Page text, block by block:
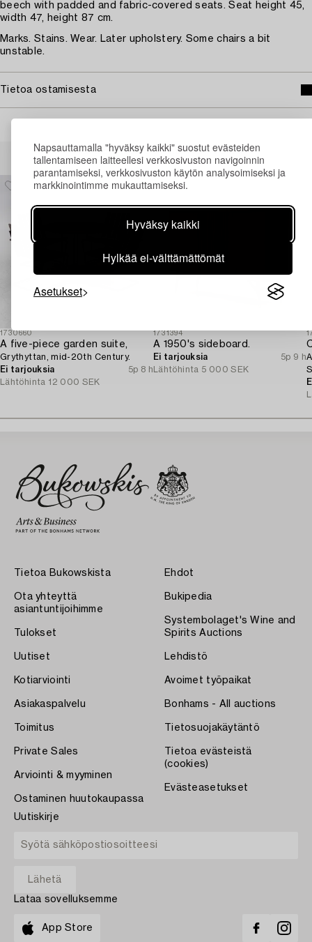
Napsauttamalla "hyväksy kaikki" suostut evästeiden
tallentamiseen laitteellesi verkkosivuston navigoinnin
parantamiseksi, verkkosivuston käytön analysoimiseksi ja
markkinointimme mukauttamiseksi.
Hyväksy kaikki
Hylkää ei-välttämättömät
Asetukset
beech with padded and fabric-covered seats. Seat height 45,
width 47, height 87 cm.
Marks. Stains. Wear. Later upholstery. Some chairs a bit
unstable.
Tietoa ostamisesta
Muiden katsomia kohteita
1730660
A five-piece garden suite,
Grythyttan, mid-20th Century.
Ei tarjouksia
5p 8 h
Lähtöhinta 12 000 SEK
1731394
A 1950's sideboard.
Ei tarjouksia
5p 9 h
Lähtöhinta 5 000 SEK
Tietoa Bukowskista
Ota yhteyttä
asiantuntijoihimme
Tulokset
Uutiset
Kotiarviointi
Asiakaspalvelu
Toimitus
Private Sales
Arviointi & myyminen
Ostaminen huutokaupassa
Ehdot
Bukipedia
Systembolaget's Wine and
Spirits Auctions
Lehdistö
Avoimet työpaikat
Bonhams - All auctions
Tietosuojakäytäntö
Tietoa evästeistä
(cookies)
Evästeasetukset
Uutiskirje
Lataa sovelluksemme
App Store